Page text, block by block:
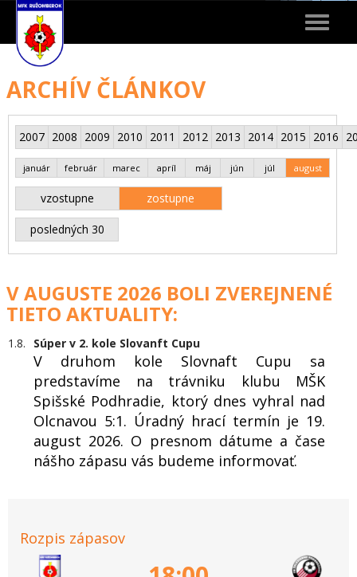
Toggle
ARCHÍV ČLÁNKOV
2007 2008 2009 2010 2011 2012 2013 2014 2015 2016
január február marec apríl máj jún júl august
vzostupne zostupne
posledných 30
V AUGUSTE 2026 BOLI ZVEREJNENÉ
TIETO AKTUALITY:
1.8. Súper v 2. kole Slovanft Cupu
V druhom kole Slovnaft Cupu sa
predstavíme na trávniku klubu MŠK
Spišské Podhradie, ktorý dnes vyhral nad
Olcnavou 5:1. Úradný hrací termín je 19.
august 2026. O presnom dátume a čase
nášho zápasu vás budeme informovať.
Rozpis zápasov